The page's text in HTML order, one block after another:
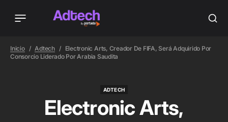
Inicio Adtech
Electronic Arts, Creador De FIFA, Será Adquirido Por
Consorcio Liderado Por Arabia Saudita
ADTECH
Electronic Arts,